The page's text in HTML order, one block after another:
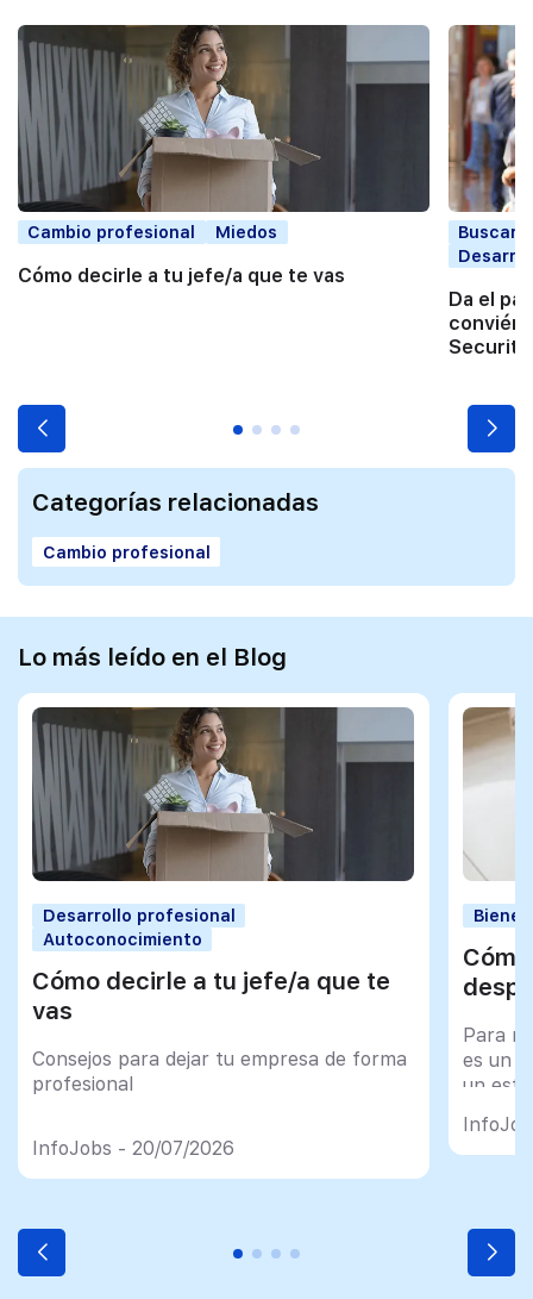
Cambio profesional Miedos
Cómo decirle a tu jefe/a que te vas
Buscar
Da el
Categorías relacionadas
Cambio profesional
Lo más leído en el Blog
Desarrollo profesional
Autoconocimiento
Cómo decirle a tu jefe/a que te
vas
Consejos para dejar tu empresa de forma
profesional
InfoJobs - 20/07/2026
Para
es un
un